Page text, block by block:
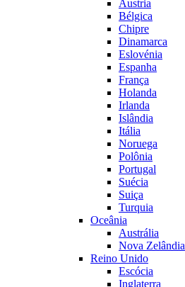
Austria
Bélgica
Chipre
Dinamarca
Eslovénia
Espanha
França
Holanda
Irlanda
Islândia
Itália
Noruega
Polônia
Portugal
Suécia
Suiça
Turquia
Oceânia
Austrália
Nova Zelândia
Reino Unido
Escócia
Inglaterra